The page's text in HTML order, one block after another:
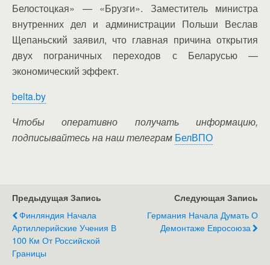
Белостоцкая» — «Брузги». Заместитель министра
внутренних дел и администрации Польши Веслав
Щепаньский заявил, что главная причина открытия
двух пограничных переходов с Беларусью —
экономический эффект.
belta.by
Чтобы оперативно получать информацию,
подписывайтесь на наш телеграм БелВПО
Предыдущая Запись
Финляндия Начала
Артиллерийские Учения В
100 Км От Российской
Границы
Следующая Запись
Германия Начала Думать О
Демонтаже Евросоюза